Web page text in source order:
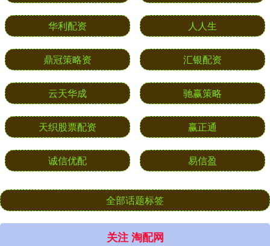
华利配资 人人生
鼎冠策略资 汇银配资
云天华成 驰赢策略
天织股票配资 赢正通
诚信优配 易信盈
全部话题标签
关注 淘配网